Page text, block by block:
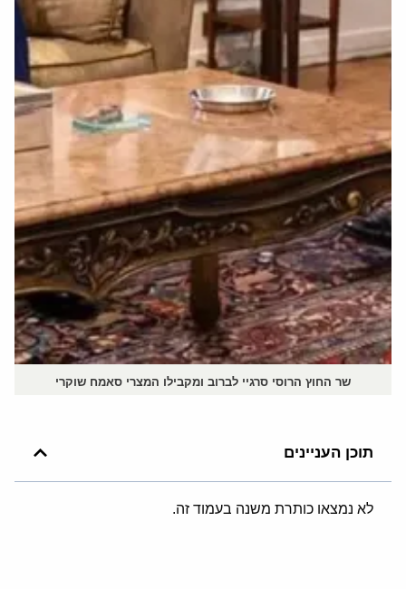
שר החוץ הרוסי סרגיי לברוב ומקבילו המצרי סאמח שוקרי
תוכן העניינים
לא נמצאו כותרת משנה בעמוד זה.